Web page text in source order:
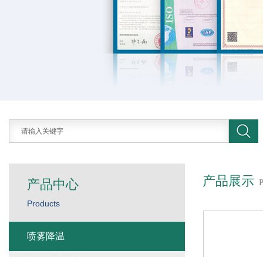
产品展示
产品中心
Products
喷雾降温